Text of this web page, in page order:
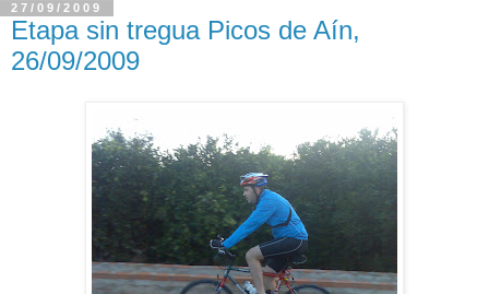
27/09/2009
Etapa sin tregua Picos de Aín,
26/09/2009